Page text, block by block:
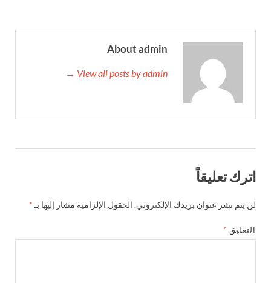
About admin
View all posts by admin →
اترك تعليقاً
لن يتم نشر عنوان بريدك الإلكتروني. الحقول الإلزامية مشار إليها بـ *
التعليق *